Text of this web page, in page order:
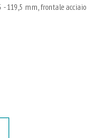
- 119,5 mm, frontale acciaio